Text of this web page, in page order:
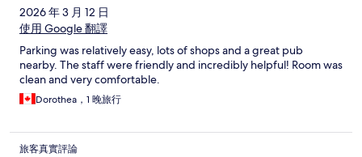
2026 年 3 月 12 日
使用 Google 翻譯
Parking was relatively easy, lots of shops and a great pub
nearby. The staff were friendly and incredibly helpful! Room was
clean and very comfortable.
Dorothea，1 晚旅行
旅客真實評論